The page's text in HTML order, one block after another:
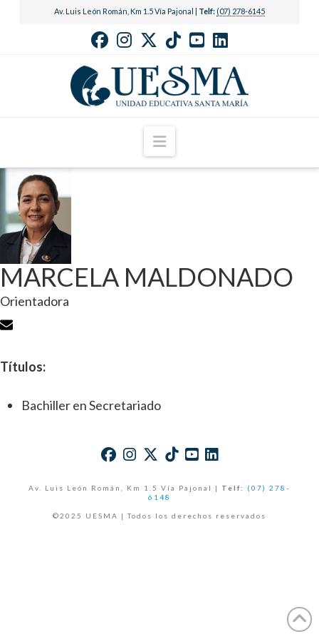
Av. Luis León Román, Km 1.5 Vía Pajonal | Telf: (07) 278-6145
Navigation
MARCELA MALDONADO
Orientadora
Títulos:
Bachiller en Secretariado
Av. Luis León Román, Km 1.5 Vía Pajonal | Telf:
(07) 278-
6148
©2025 UESMA | Todos los derechos reservados